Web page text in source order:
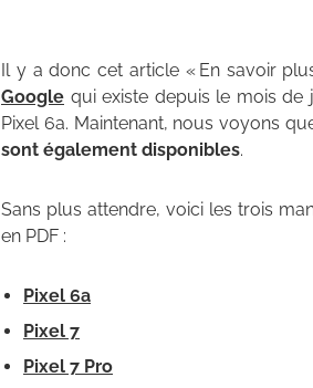
Il y a donc cet article « En savoir
Google qui existe depuis le mois
Pixel 6a. Maintenant, nous voyons
sont également disponibles.
Sans plus attendre, voici les trois
en PDF :
Pixel 6a
Pixel 7
Pixel 7 Pro